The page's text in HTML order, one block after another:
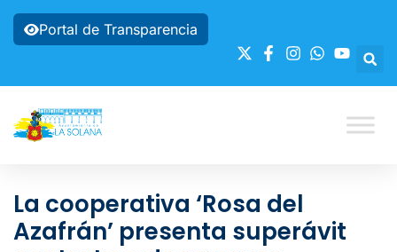
Portal de Transparencia
La cooperativa ‘Rosa del
Azafrán’ presenta superávit